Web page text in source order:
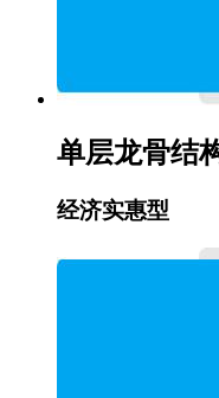
单层龙骨结
经济实惠型